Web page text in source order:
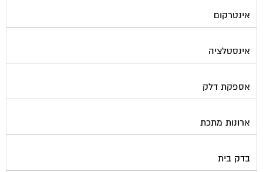
אינטרקום
אינסטלציה
אספקת דלק
ארונות מתכת
בדק בית